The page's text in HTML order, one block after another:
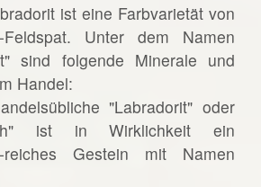
ist eine Farbvarietät von
Feldspat. Unter dem Namen
sind folgende Minerale und
Handel:
"Labradorit" oder
ist in Wirklichkeit ein
reiches Gestein mit Namen